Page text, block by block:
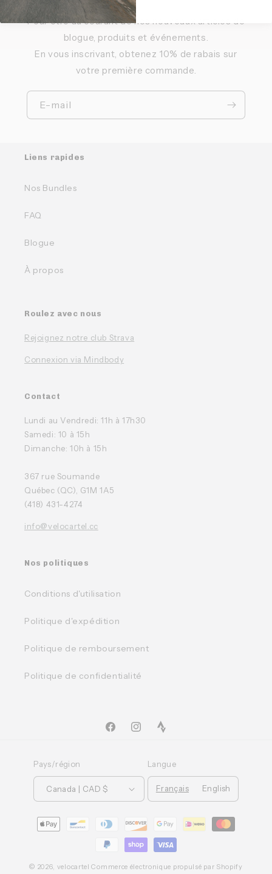
Pour être au courant de nos nouveaux articles de
blogue, produits et événements.
En vous inscrivant, obtenez 10% de rabais sur
votre première commande.
E-mail
Liens rapides
Nos Bundles
FAQ
Blogue
À propos
Roulez avec nous
Rejoignez notre club Strava
Connexion via Mindbody
Contact
Lundi au Vendredi: 11h à 17h30
Samedi: 10 à 15h
Dimanche: 10h à 15h
367 rue Soumande
Québec (QC), G1M 1A5
(418) 431-4274
info@velocartel.cc
Nos politiques
Conditions d'utilisation
Politique d'expédition
Politique de remboursement
Politique de confidentialité
FacebookInstagramTikTok
Pays/région
Canada | CAD $
Langue
Français English
Moyens
© 2026, velocartel Commerce électronique propulsé par Shopify